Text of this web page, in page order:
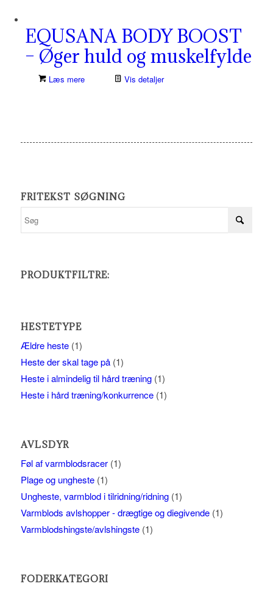
EQUSANA BODY BOOST
– Øger huld og muskelfylde
Læs mere Vis detaljer
FRITEKST SØGNING
PRODUKTFILTRE:
HESTETYPE
Ældre heste (1)
Heste der skal tage på (1)
Heste i almindelig til hård træning (1)
Heste i hård træning/konkurrence (1)
AVLSDYR
Føl af varmblodsracer (1)
Plage og ungheste (1)
Ungheste, varmblod i tilridning/ridning (1)
Varmblods avlshopper - drægtige og diegivende (1)
Varmblodshingste/avlshingste (1)
FODERKATEGORI